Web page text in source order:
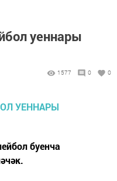
уеннары
1577 0 0
буенча